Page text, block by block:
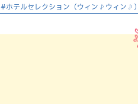
#ホテルセレクション（ウィン♪ウィン♪）